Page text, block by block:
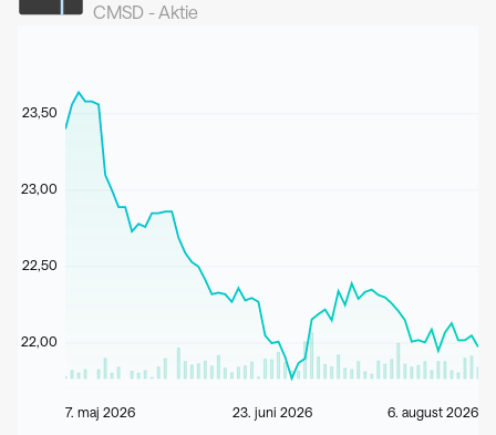
CMSD -Aktie
22,00
22,50
23,00
23,50
7. maj 2026 23. juni 2026 6. august 2026